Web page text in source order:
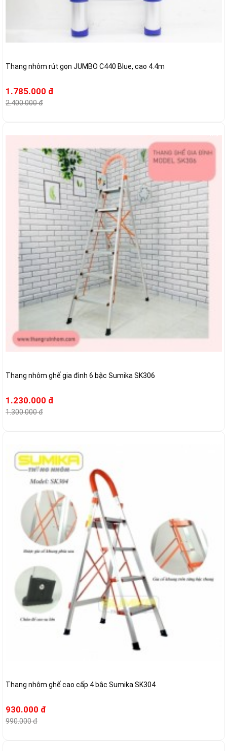
Thang nhôm rút gọn JUMBO C440 Blue, cao 4.4m
1.785.000 đ
2.400.000 đ
Thang nhôm ghế gia đình 6 bậc Sumika SK306
1.230.000 đ
1.300.000 đ
Thang nhôm ghế cao cấp 4 bậc Sumika SK304
930.000 đ
990.000 đ